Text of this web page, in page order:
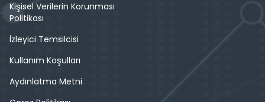
Kişisel Verilerin Korunması
Politikası
İzleyici Temsilcisi
Kullanım Koşulları
Aydınlatma Metni